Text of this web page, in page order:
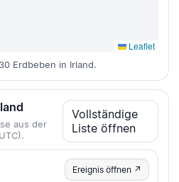
Leaflet
Erdbeben in Irland.
aus der
Vollständige
Liste öffnen
Ereignis öffnen ↗